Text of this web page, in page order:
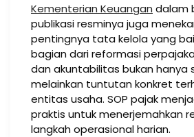
Kementerian Keuangan dalam
publikasi resminya juga
pentingnya tata kelola yang
bagian dari reformasi
dan akuntabilitas bukan hanya
melainkan tuntutan konkret
entitas usaha. SOP pajak
praktis untuk menerjemahkan
langkah operasional harian.